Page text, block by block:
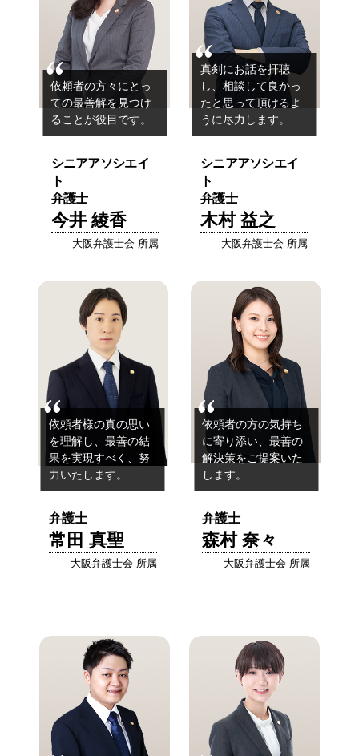
依頼者の方々にとっ
ての最善解を見つけ
ることが役目です。
シニアアソシエイ
ト
弁護士
今井 綾香
大阪弁護士会 所属
真剣にお話を拝聴
し、 相談して良かっ
たと思って頂けるよ
うに尽力します。
シニアアソシエイ
ト
弁護士
木村 益之
大阪弁護士会 所属
依頼者様の真の思い
を理解し、 最善の結
果を実現すべく、努
力いたします。
弁護士
常田 真聖
大阪弁護士会 所属
依頼者の方の気持ち
に寄り添い、最善の
解決策をご提案いた
します。
弁護士
森村 奈々
大阪弁護士会 所属